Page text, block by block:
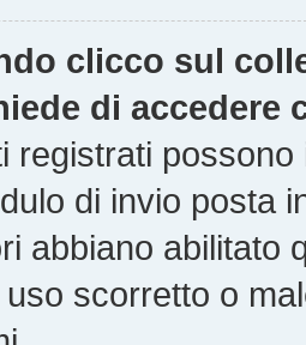
clicco sul
di accedere
registrati
di invio posta
abbiano abilitato
scorretto o